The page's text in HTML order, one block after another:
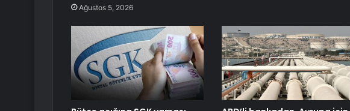
Ağustos 5, 2026